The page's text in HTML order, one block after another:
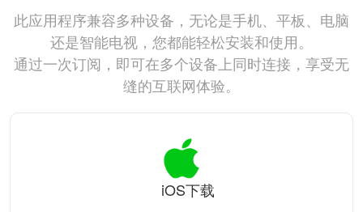
此应用程序兼容多种设备，无论是手机、平板、电脑
还是智能电视，您都能轻松安装和使用。
通过一次订阅，即可在多个设备上同时连接，享受无
缝的互联网体验。
iOS下载